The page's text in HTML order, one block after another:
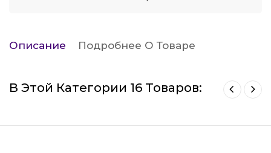
Описание Подробнее О Товаре
В Этой Категории 16 Товаров: